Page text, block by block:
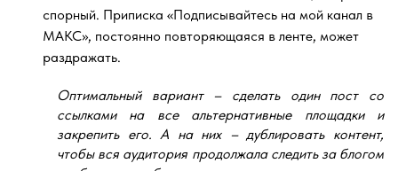
спорный. Приписка «Подписывайтесь на мой канал в
МАКС», постоянно повторяющаяся в ленте, может
раздражать.
Оптимальный вариант – сделать одинпост со
ссылками на все альтернативные площадки и
закрепить его. А на них – дублировать контент,
чтобы вся аудитория продолжала следить за блогом